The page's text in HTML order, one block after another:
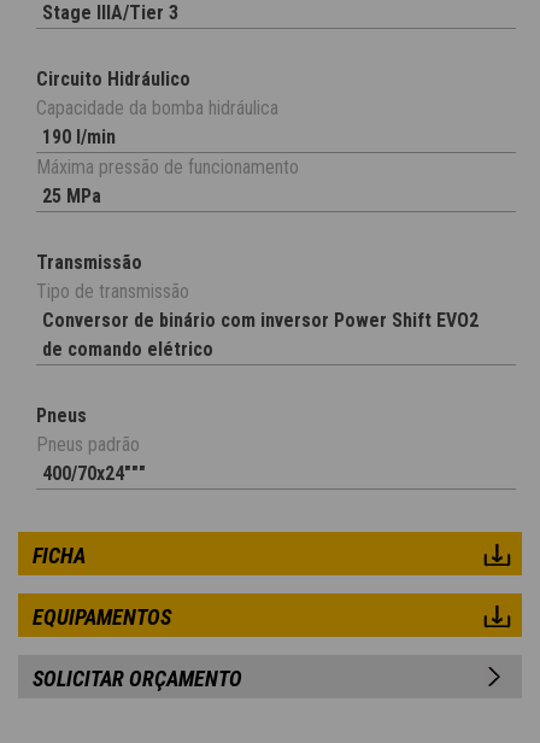
Stage IIIA/Tier 3
Circuito Hidráulico
Capacidade da bomba hidráulica
190 l/min
Máxima pressão de funcionamento
25 MPa
Transmissão
Tipo de transmissão
Conversor de binário com inversor Power Shift EVO2
de comando elétrico
Pneus
Pneus padrão
400/70x24"""
FICHA
EQUIPAMENTOS
SOLICITAR ORÇAMENTO